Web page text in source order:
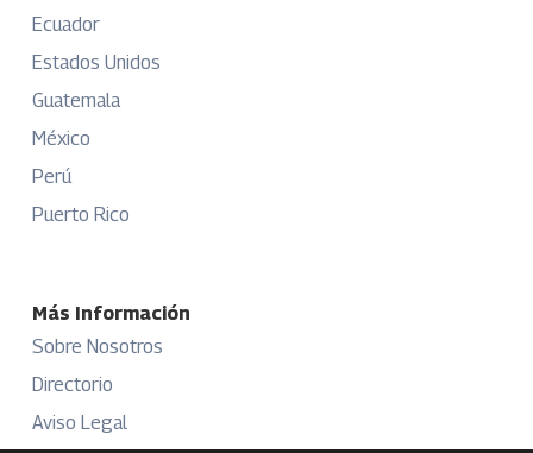
Ecuador
Estados Unidos
Guatemala
México
Perú
Puerto Rico
Más Información
Sobre Nosotros
Directorio
Aviso Legal